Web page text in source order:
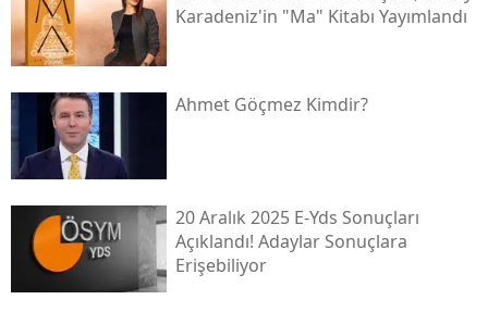
Karadeniz'in "ma" Kitabı Yayımlandı
Ahmet Göçmez Kimdir?
20 Aralık 2025 E-Yds Sonuçları
Açıklandı! Adaylar Sonuçlara
Erişebiliyor